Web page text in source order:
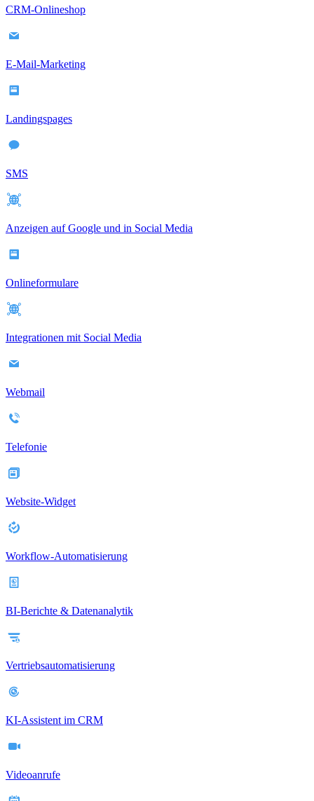
CRM-Onlineshop
E-Mail-Marketing
Landingspages
SMS
Anzeigen auf Google und in Social Media
Onlineformulare
Integrationen mit Social Media
Webmail
Telefonie
Website-Widget
Workflow-Automatisierung
BI-Berichte & Datenanalytik
Vertriebsautomatisierung
KI-Assistent im CRM
Videoanrufe